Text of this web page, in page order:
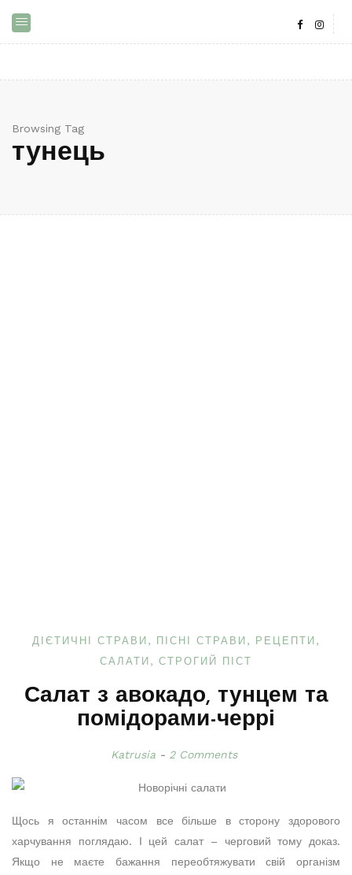
Browsing Tag
тунець
ДІЄТИЧНІ СТРАВИ ПІСНІ СТРАВИ
РЕЦЕПТИ
САЛАТИ
СТРОГИЙ ПІСТ
Салат з авокадо, тунцем та
помідорами-черрі
Katrusia 2 Comments
Щось я останнім часом все більше в сторону здорового
харчування поглядаю. І цей салат – черговий тому доказ.
Якщо не маєте бажання переобтяжувати свій організм